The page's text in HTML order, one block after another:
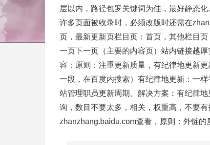
层以内，路径包罗关键词为佳，最好静态
许多页面被收录时，必须改版时还需在
页，最新更新页栏目页：首页，其他栏目
一页下一页（主要的内容页）站内链接越
容：原则：注重更新质量，有纪律地更新
一段，在百度内搜索）有纪律地更新：一
站管理职员更新周期。解决方案：有纪律
询，数目不要太多，相关，权重高，不要
zhanzhang.baidu.com查看，原则：外链的